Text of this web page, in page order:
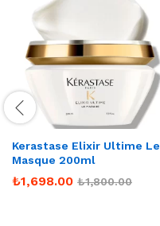
Kerastase Elixir Ultime Le
Masque 200ml
₺1,698.00 ₺1,800.00